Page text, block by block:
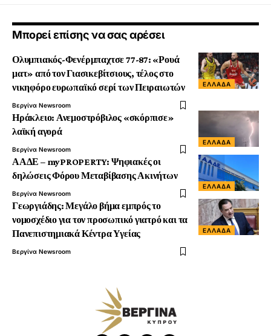
Μπορεί επίσης να σας αρέσει
ΕΛΛΆΔΑ
Ολυμπιακός-Φενέρμπαχτσε 77-87: «Ρουά
ματ» από τον Γιασικεβίτσιους, τέλος στο
νικηφόρο ευρωπαϊκό σερί των Πειραιωτών
Βεργίνα Newsroom
ΕΛΛΆΔΑ
Ηράκλειο: Ανεμοστρόβιλος «σκόρπισε»
λαϊκή αγορά
Βεργίνα Newsroom
ΕΛΛΆΔΑ
ΑΑΔΕ – myPROPERTY: Ψηφιακές οι
δηλώσεις Φόρου Μεταβίβασης Ακινήτων
Βεργίνα Newsroom
ΕΛΛΆΔΑ
Γεωργιάδης: Μεγάλο βήμα εμπρός το
νομοσχέδιο για τον προσωπικό γιατρό και τα
Πανεπιστημιακά Κέντρα Υγείας
Βεργίνα Newsroom